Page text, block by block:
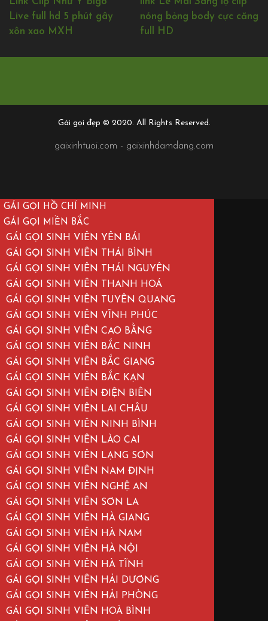
Live full hd 5 phút gây
xôn xao MXH
nóng bỏng body cực căng
full HD
Gái gọi đẹp © 2020. All Rights Reserved.
gaixinhtuoi.com - gaixinhdamdang.com
GÁI GỌI HỒ CHÍ MINH
GÁI GỌI MIỀN BẮC
GÁI GỌI SINH VIÊN YÊN BÁI
GÁI GỌI SINH VIÊN THÁI BÌNH
GÁI GỌI SINH VIÊN THÁI NGUYÊN
GÁI GỌI SINH VIÊN THANH HOÁ
GÁI GỌI SINH VIÊN TUYÊN QUANG
GÁI GỌI SINH VIÊN VĨNH PHÚC
GÁI GỌI SINH VIÊN CAO BẰNG
GÁI GỌI SINH VIÊN BẮC NINH
GÁI GỌI SINH VIÊN BẮC GIANG
GÁI GỌI SINH VIÊN BẮC KẠN
GÁI GỌI SINH VIÊN ĐIỆN BIÊN
GÁI GỌI SINH VIÊN LAI CHÂU
GÁI GỌI SINH VIÊN NINH BÌNH
GÁI GỌI SINH VIÊN LÀO CAI
GÁI GỌI SINH VIÊN LẠNG SƠN
GÁI GỌI SINH VIÊN NAM ĐỊNH
GÁI GỌI SINH VIÊN NGHỆ AN
GÁI GỌI SINH VIÊN SƠN LA
GÁI GỌI SINH VIÊN HÀ GIANG
GÁI GỌI SINH VIÊN HÀ NAM
GÁI GỌI SINH VIÊN HÀ NỘI
GÁI GỌI SINH VIÊN HÀ TĨNH
GÁI GỌI SINH VIÊN HẢI DƯƠNG
GÁI GỌI SINH VIÊN HẢI PHÒNG
GÁI GỌI SINH VIÊN HOÀ BÌNH